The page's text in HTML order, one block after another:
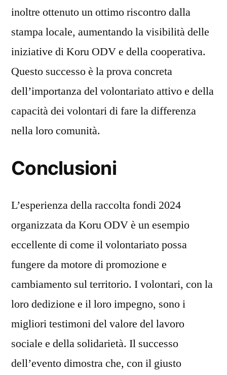
inoltre ottenuto un ottimo riscontro dalla
stampa locale, aumentando la visibilità delle
iniziative di Koru ODV e della cooperativa.
Questo successo è la prova concreta
dell’importanza del volontariato attivo e della
capacità dei volontari di fare la differenza
nella loro comunità.
Conclusioni
L’esperienza della raccolta fondi 2024
organizzata da Koru ODV è un esempio
eccellente di come il volontariato possa
fungere da motore di promozione e
cambiamento sul territorio. I volontari, con la
loro dedizione e il loro impegno, sono i
migliori testimoni del valore del lavoro
sociale e della solidarietà. Il successo
dell’evento dimostra che, con il giusto